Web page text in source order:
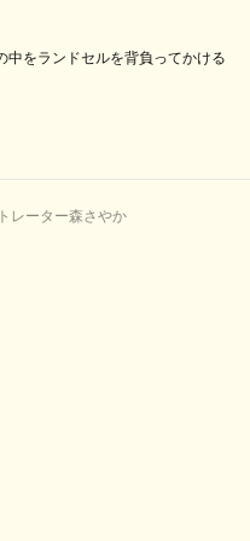
中をランドセルを背負ってかける
レーター森さやか